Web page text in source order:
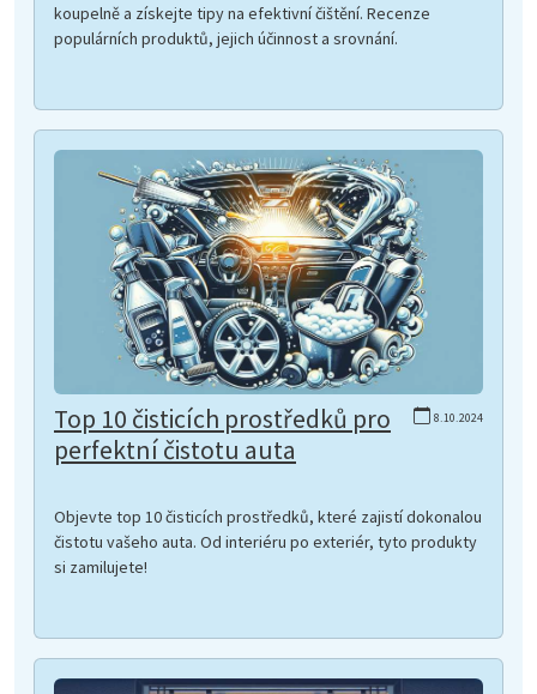
koupelně a získejte tipy na efektivní čištění. Recenze
populárních produktů, jejich účinnost a srovnání.
8.10.2024
Top 10 čisticích prostředků pro
perfektní čistotu auta
Objevte top 10 čisticích prostředků, které zajistí dokonalou
čistotu vašeho auta. Od interiéru po exteriér, tyto produkty
si zamilujete!